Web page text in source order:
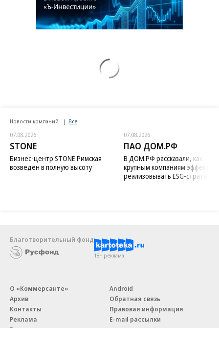
Новости компаний Все
07.08.2026
STONE
Бизнес-центр STONE Римская
возведен в полную высоту
07.08.2026
ПАО ДОМ.РФ
В ДОМ.РФ рассказали, как
крупным компаниям
реализовывать ESG-стратегию
Благотворительный фонд
18+ реклама
О «Коммерсанте»
Архив
Контакты
Реклама
Вакансии
Android
Обратная связь
Правовая информация
E-mail рассылки